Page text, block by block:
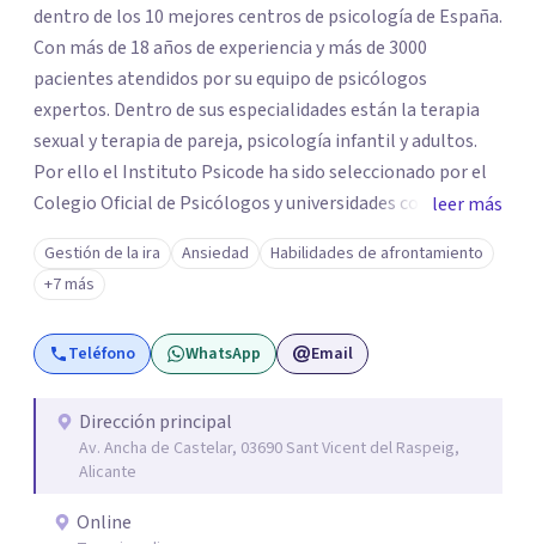
dentro de los 10 mejores centros de psicología de España.
Con más de 18 años de experiencia y más de 3000
pacientes atendidos por su equipo de psicólogos
expertos. Dentro de sus especialidades están la terapia
sexual y terapia de pareja, psicología infantil y adultos.
Por ello el Instituto Psicode ha sido seleccionado por el
Colegio Oficial de Psicólogos y universidades como la
UNIR, Europea y la U. Nebrija para que colabore en la
formación de psicólogos de máster y psicólogos
colegiados. Están en continuo crecimiento. Actualmente
tiene sede en Madrid y Alicante.
leer más
Gestión de la ira Ansiedad
Habilidades de afrontamiento
+7 más
Teléfono WhatsApp Email
Dirección principal
Av. Ancha de Castelar, 03690 Sant Vicent del Raspeig,
Alicante
Online